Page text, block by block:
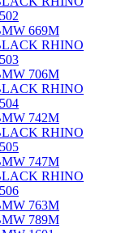
669M
RHINO
706M
RHINO
742M
RHINO
747M
RHINO
763M
789M